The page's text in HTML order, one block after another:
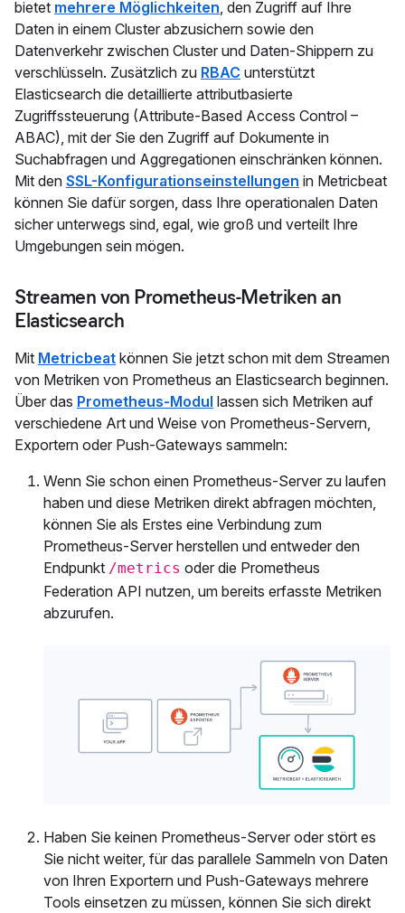
bietet mehrere Möglichkeiten , den Zugriff auf Ihre
Daten in einem Cluster abzusichern sowie den
Datenverkehr zwischen Cluster und Daten-Shippern zu
verschlüsseln. Zusätzlich zu RBAC unterstützt
Elasticsearch die detaillierte attributbasierte
Zugriffssteuerung (Attribute-Based Access Control –
ABAC), mit der Sie den Zugriff auf Dokumente in
Suchabfragen und Aggregationen einschränken können.
Mit den SSL-Konfigurationseinstellungen in Metricbeat
können Sie dafür sorgen, dass Ihre operationalen Daten
sicher unterwegs sind, egal, wie groß und verteilt Ihre
Umgebungen sein mögen.
Streamen von Prometheus-Metriken an
Elasticsearch
Mit Metricbeat können Sie jetzt schon mit dem Streamen
von Metriken von Prometheus an Elasticsearch beginnen.
Über das Prometheus-Modul lassen sich Metriken auf
verschiedene Art und Weise von Prometheus-Servern,
Exportern oder Push-Gateways sammeln:
Wenn Sie schon einen Prometheus-Server zu laufen
haben und diese Metriken direkt abfragen möchten,
können Sie als Erstes eine Verbindung zum
Prometheus-Server herstellen und entweder den
Endpunkt /metrics oder die Prometheus
Federation API nutzen, um bereits erfasste Metriken
abzurufen.
Haben Sie keinen Prometheus-Server oder stört es
Sie nicht weiter, für das parallele Sammeln von Daten
von Ihren Exportern und Push-Gateways mehrere
Tools einsetzen zu müssen, können Sie sich direkt